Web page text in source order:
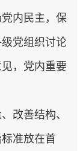
党内民主，保
党组织讨论
，党内重要
改善结构、
准放在首